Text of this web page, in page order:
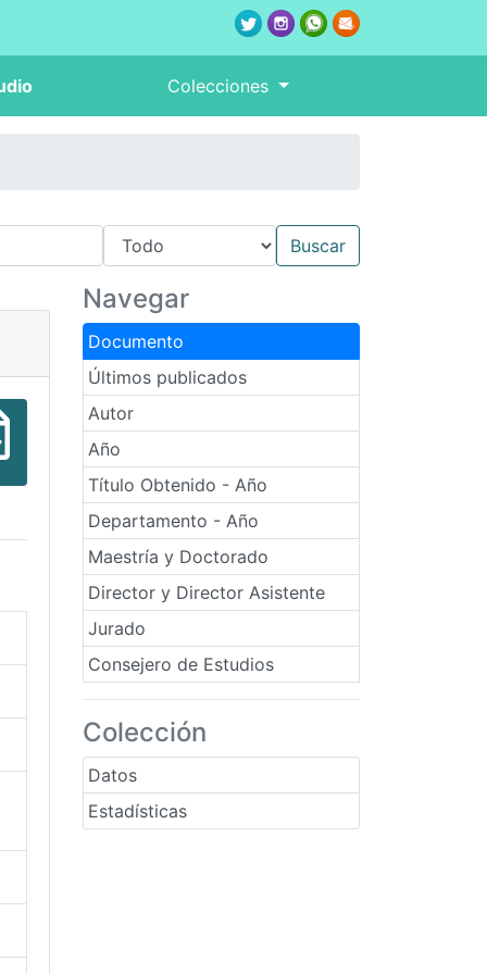
Colecciones
Navegar
Documento
Últimos publicados
Autor
Año
Título Obtenido - Año
Departamento - Año
Maestría y Doctorado
Director y Director Asistente
Jurado
Consejero de Estudios
Colección
Datos
Estadísticas